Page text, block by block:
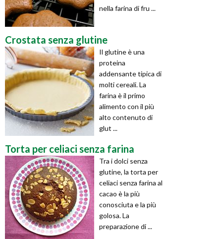
nella farina di fru ...
Crostata senza glutine
Il glutine è una
proteina
addensante tipica di
molti cereali. La
farina è il primo
alimento con il più
alto contenuto di
glut ...
Torta per celiaci senza farina
Tra i dolci senza
glutine, la torta per
celiaci senza farina al
cacao è la più
conosciuta e la più
golosa. La
preparazione di ...